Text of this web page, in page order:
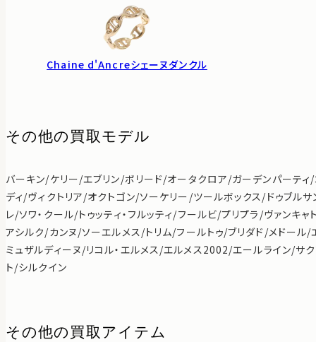
Chaine d'Ancreシェーヌダンクル
その他の買取モデル
バーキン/ケリー/エブリン/ボリード/オータクロア/ガーデンパーテ
ディ/ヴィクトリア/オクトゴン/ソーケリー/ツールボックス/ドゥブル
レ/ソワ・クール/トゥッティ・フルッティ/フールビ/プリプラ/ヴァンキ
アシルク/カンヌ/ソーエルメス/トリム/フールトゥ/ブリダド/メドール
ミュザルディーヌ/リコル・エルメス/エルメス2002/エールライン/サ
ト/シルクイン
その他の買取アイテム